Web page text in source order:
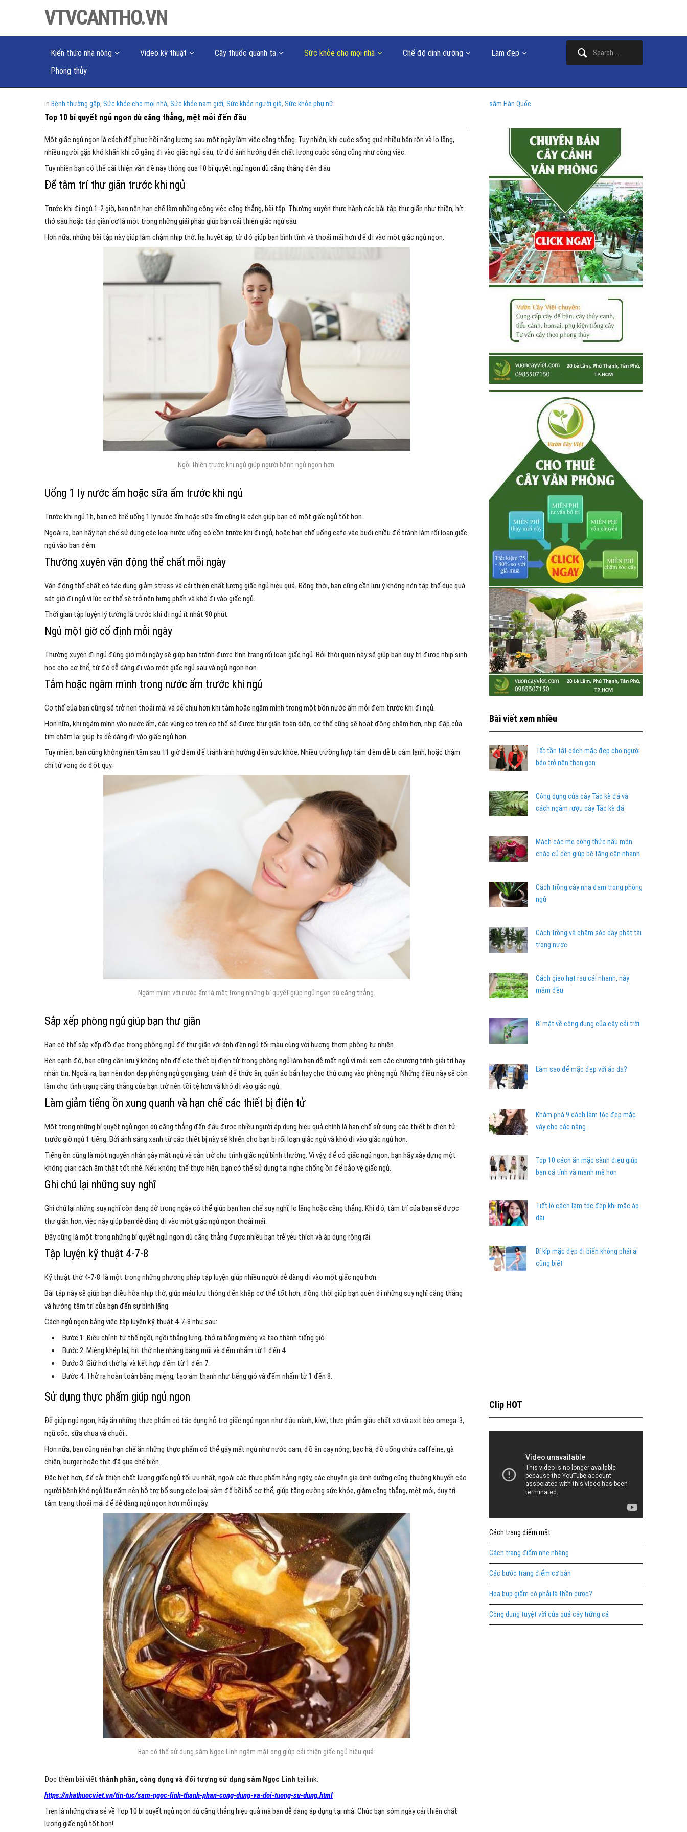
VTVCANTHO.VN
Kiến thức nhà nông Video kỹ thuật Cây thuốc quanh ta Sức khỏe cho mọi nhà Chế độ dinh dưỡng
Làm đẹp
Phong thủy
in Bệnh thường gặp, Sức khỏe cho mọi nhà, Sức khỏe nam giới, Sức khỏe người già, Sức khỏe phụ nữ
Top 10 bí quyết ngủ ngon dù căng thẳng, mệt mỏi đến đâu
Một giấc ngủ ngon là cách để phục hồi năng lượng sau một ngày làm việc căng thẳng. Tuy nhiên, khi cuộc sống quá nhiều bận rộn và lo lắng,
nhiều người gặp khó khăn khi cố gắng đi vào giấc ngủ sâu, từ đó ảnh hưởng đến chất lượng cuộc sống cũng như công việc.
Tuy nhiên bạn có thể cải thiện vấn đề này thông qua 10 bí quyết ngủ ngon dù căng thẳng đến đâu.
Để tâm trí thư giãn trước khi ngủ
Trước khi đi ngủ 1-2 giờ, bạn nên hạn chế làm những công việc căng thẳng, bài tập. Thường xuyên thực hành các bài tập thư giãn như thiền, hít
thở sâu hoặc tập giãn cơ là một trong những giải pháp giúp bạn cải thiện giấc ngủ sâu.
Hơn nữa, những bài tập này giúp làm chậm nhịp thở, hạ huyết áp, từ đó giúp bạn bình tĩnh và thoải mái hơn để đi vào một giấc ngủ ngon.
Ngồi thiền trước khi ngủ giúp người bệnh ngủ ngon hơn.
Uống 1 ly nước ấm hoặc sữa ấm trước khi ngủ
Trước khi ngủ 1h, bạn có thể uống 1 ly nước ấm hoặc sữa ấm cũng là cách giúp bạn có một giấc ngủ tốt hơn.
Ngoài ra, bạn hãy hạn chế sử dụng các loại nước uống có cồn trước khi đi ngủ, hoặc hạn chế uống cafe vào buổi chiều để tránh làm rối loạn giấc
ngủ vào ban đêm.
Thường xuyên vận động thể chất mỗi ngày
Vận động thể chất có tác dụng giảm stress và cải thiện chất lượng giấc ngủ hiệu quả. Đồng thời, bạn cũng cần lưu ý không nên tập thể dục quá
sát giờ đi ngủ vì lúc cơ thể sẽ trở nên hưng phấn và khó đi vào giấc ngủ.
Thời gian tập luyện lý tưởng là trước khi đi ngủ ít nhất 90 phút.
Ngủ một giờ cố định mỗi ngày
Thường xuyên đi ngủ đúng giờ mỗi ngày sẽ giúp bạn tránh được tình trạng rối loạn giấc ngủ. Bởi thói quen này sẽ giúp bạn duy trì được nhịp sinh
học cho cơ thể, từ đó dễ dàng đi vào một giấc ngủ sâu và ngủ ngon hơn.
Tắm hoặc ngâm mình trong nước ấm trước khi ngủ
Cơ thể của bạn cũng sẽ trở nên thoải mái và dễ chịu hơn khi tắm hoặc ngâm mình trong một bồn nước ấm mỗi đêm trước khi đi ngủ.
Hơn nữa, khi ngâm mình vào nước ấm, các vùng cơ trên cơ thể sẽ được thư giãn toàn diện, cơ thể cũng sẽ hoạt động chậm hơn, nhịp đập của
tim chậm lại giúp ta dễ dàng đi vào giấc ngủ hơn.
Tuy nhiên, bạn cũng không nên tắm sau 11 giờ đêm để tránh ảnh hưởng đến sức khỏe. Nhiều trường hợp tắm đêm dễ bị cảm lạnh, hoặc thậm
chí tử vong do đột quỵ.
Ngâm mình với nước ấm là một trong những bí quyết giúp ngủ ngon dù căng thẳng.
Sắp xếp phòng ngủ giúp bạn thư giãn
Bạn có thể sắp xếp đồ đạc trong phòng ngủ để thư giãn với ánh đèn ngủ tối màu cùng với hương thơm phòng tự nhiên.
Bên cạnh đó, bạn cũng cần lưu ý không nên để các thiết bị điện tử trong phòng ngủ làm bạn dễ mất ngủ vì mải xem các chương trình giải trí hay
nhắn tin. Ngoài ra, bạn nên dọn dẹp phòng ngủ gọn gàng, tránh để thức ăn, quần áo bẩn hay cho thú cưng vào phòng ngủ. Những điều này sẽ còn
làm cho tình trạng căng thẳng của bạn trở nên tồi tệ hơn và khó đi vào giấc ngủ.
Làm giảm tiếng ồn xung quanh và hạn chế các thiết bị điện tử
Một trong những bí quyết ngủ ngon dù căng thẳng đến đâu được nhiều người áp dụng hiệu quả chính là hạn chế sử dụng các thiết bị điện tử
trước giờ ngủ 1 tiếng. Bởi ánh sáng xanh từ các thiết bị này sẽ khiến cho bạn bị rối loạn giấc ngủ và khó đi vào giấc ngủ hơn.
Tiếng ồn cũng là một nguyên nhân gây mất ngủ và cản trở chu trình giấc ngủ bình thường. Vì vậy, để có giấc ngủ ngon, bạn hãy xây dựng một
không gian cách âm thật tốt nhé. Nếu không thể thực hiện, bạn có thể sử dụng tai nghe chống ồn để bảo vệ giấc ngủ.
Ghi chú lại những suy nghĩ
Ghi chú lại những suy nghĩ còn dang dở trong ngày có thể giúp bạn hạn chế suy nghĩ, lo lắng hoặc căng thẳng. Khi đó, tâm trí của bạn sẽ được
thư giãn hơn, việc này giúp bạn dễ dàng đi vào một giấc ngủ ngon thoải mái.
Đây cũng là một trong những bí quyết ngủ ngon dù căng thẳng được nhiều bạn trẻ yêu thích và áp dụng rộng rãi.
Tập luyện kỹ thuật 4-7-8
Kỹ thuật thở 4-7-8 là một trong những phương pháp tập luyện giúp nhiều người dễ dàng đi vào một giấc ngủ hơn.
Bài tập này sẽ giúp bạn điều hòa nhịp thở, giúp máu lưu thông đến khắp cơ thể tốt hơn, đồng thời giúp bạn quên đi những suy nghĩ căng thẳng
và hướng tâm trí của bạn đến sự bình lặng.
Cách ngủ ngon bằng việc tập luyện kỹ thuật 4-7-8 như sau:
Bước 1: Điều chỉnh tư thế ngồi, ngồi thẳng lưng, thở ra bằng miệng và tạo thành tiếng gió.
Bước 2: Miệng khép lại, hít thở nhẹ nhàng bằng mũi và đếm nhẩm từ 1 đến 4.
Bước 3: Giữ hơi thở lại và kết hợp đếm từ 1 đến 7.
Bước 4: Thở ra hoàn toàn bằng miệng, tạo âm thanh như tiếng gió và đếm nhẩm từ 1 đến 8.
Sử dụng thực phẩm giúp ngủ ngon
Để giúp ngủ ngon, hãy ăn những thực phẩm có tác dụng hỗ trợ giấc ngủ ngon như đậu nành, kiwi, thực phẩm giàu chất xơ và axit béo omega-3,
ngũ cốc, sữa chua và chuối…
Hơn nữa, bạn cũng nên hạn chế ăn những thực phẩm có thể gây mất ngủ như nước cam, đồ ăn cay nóng, bạc hà, đồ uống chứa caffeine, gà
chiên, burger hoặc thịt đã qua chế biến.
Đặc biệt hơn, để cải thiện chất lượng giấc ngủ tối ưu nhất, ngoài các thực phẩm hằng ngày, các chuyên gia dinh dưỡng cũng thường khuyến cáo
người bệnh khó ngủ lâu năm nên hỗ trợ bổ sung các loại sâm để bồi bổ cơ thể, giúp tăng cường sức khỏe, giảm căng thẳng, mệt mỏi, duy trì
tâm trạng thoải mái để dễ dàng ngủ ngon hơn mỗi ngày.
Bạn có thể sử dụng sâm Ngọc Linh ngâm mật ong giúp cải thiện giấc ngủ hiệu quả.
Đọc thêm bài viết thành phần, công dụng và đối tượng sử dụng sâm Ngọc Linh tại link:
https://nhathuocviet.vn/tin-tuc/sam-ngoc-linh-thanh-phan-cong-dung-va-doi-tuong-su-dung.html
Trên là những chia sẻ về Top 10 bí quyết ngủ ngon dù căng thẳng hiệu quả mà bạn dễ dàng áp dụng tại nhà. Chúc bạn sớm ngày cải thiện chất
lượng giấc ngủ tốt hơn!
sâm Hàn Quốc
Bài viết xem nhiều
Tất tần tật cách mặc đẹp cho người
béo trở nên thon gọn
Công dụng của cây Tắc kè đá và
cách ngâm rượu cây Tắc kè đá
Mách các mẹ công thức nấu món
cháo củ dền giúp bé tăng cân nhanh
Cách trồng cây nha đam trong phòng
ngủ
Cách trồng và chăm sóc cây phát tài
trong nước
Cách gieo hạt rau cải nhanh, nảy
mầm đều
Bí mật về công dụng của cây cải trời
Làm sao để mặc đẹp với áo da?
Khám phá 9 cách làm tóc đẹp mặc
váy cho các nàng
Top 10 cách ăn mặc sành điệu giúp
bạn cá tính và mạnh mẽ hơn
Tiết lộ cách làm tóc đẹp khi mặc áo
dài
Bí kíp mặc đẹp đi biển không phải ai
cũng biết
Clip HOT
Cách trang điểm mắt
Cách trang điểm nhẹ nhàng
Các bước trang điểm cơ bản
Hoa bụp giấm có phải là thần dược?
Công dụng tuyệt vời của quả cây trứng cá